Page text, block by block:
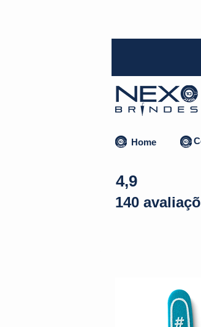
Home
4,9
140